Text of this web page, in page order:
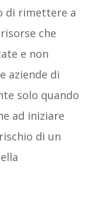
di rimettere a
che
e non
aziende di
solo quando
ad iniziare
di un